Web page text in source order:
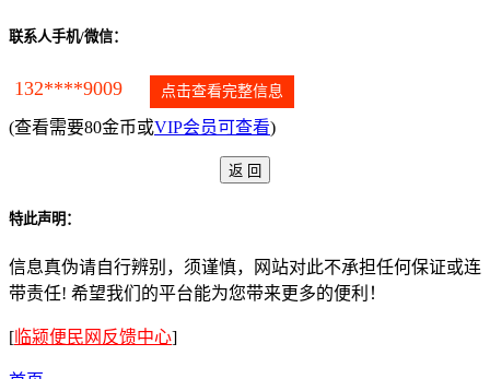
联系人手机/微信：
132****9009 点击查看完整信息
(查看需要80金币或VIP会员可查看)
特此声明：
信息真伪请自行辨别，须谨慎，网站对此不承担任何保证或连
带责任! 希望我们的平台能为您带来更多的便利！
[临颍便民网反馈中心]